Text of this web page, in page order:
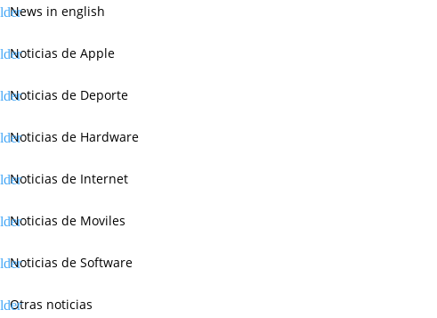
News in english
Noticias de Apple
Noticias de Deporte
Noticias de Hardware
Noticias de Internet
Noticias de Moviles
Noticias de Software
Otras noticias